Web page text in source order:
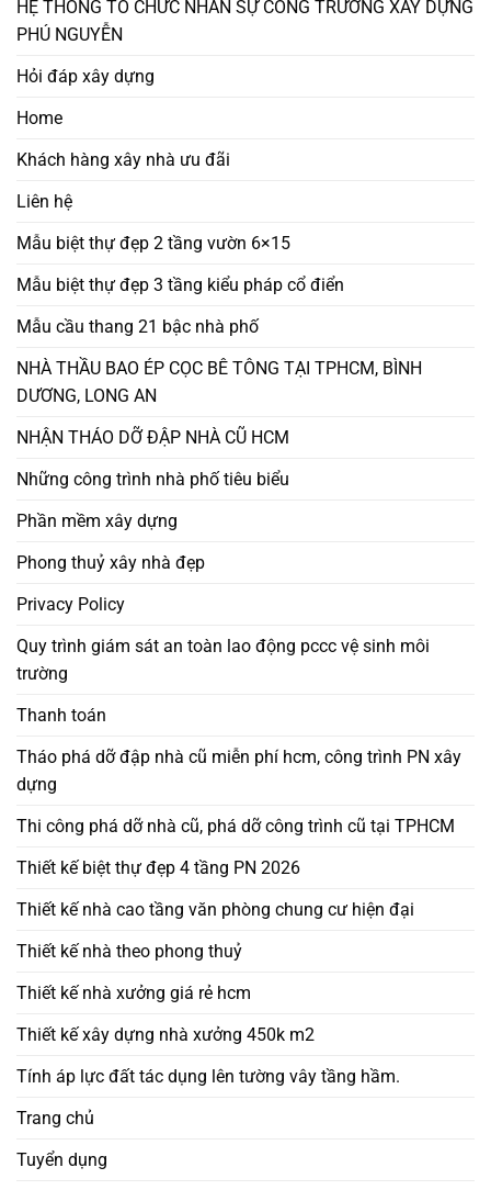
HỆ THÔNG TỔ CHỨC NHÂN SỰ CÔNG TRƯỜNG XÂY DỰNG
PHÚ NGUYỄN
Hỏi đáp xây dựng
Home
Khách hàng xây nhà ưu đãi
Liên hệ
Mẫu biệt thự đẹp 2 tầng vườn 6×15
Mẫu biệt thự đẹp 3 tầng kiểu pháp cổ điển
Mẫu cầu thang 21 bậc nhà phố
NHÀ THẦU BAO ÉP CỌC BÊ TÔNG TẠI TPHCM, BÌNH
DƯƠNG, LONG AN
NHẬN THÁO DỠ ĐẬP NHÀ CŨ HCM
Những công trình nhà phố tiêu biểu
Phần mềm xây dựng
Phong thuỷ xây nhà đẹp
Privacy Policy
Quy trình giám sát an toàn lao động pccc vệ sinh môi
trường
Thanh toán
Tháo phá dỡ đập nhà cũ miễn phí hcm, công trình PN xây
dựng
Thi công phá dỡ nhà cũ, phá dỡ công trình cũ tại TPHCM
Thiết kế biệt thự đẹp 4 tầng PN 2026
Thiết kế nhà cao tầng văn phòng chung cư hiện đại
Thiết kế nhà theo phong thuỷ
Thiết kế nhà xưởng giá rẻ hcm
Thiết kế xây dựng nhà xưởng 450k m2
Tính áp lực đất tác dụng lên tường vây tầng hầm.
Trang chủ
Tuyển dụng